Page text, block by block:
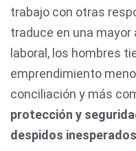
trabajo con otras
traduce en una mayor
laboral, los hombres
emprendimiento
conciliación y más
protección y
despidos inesperados